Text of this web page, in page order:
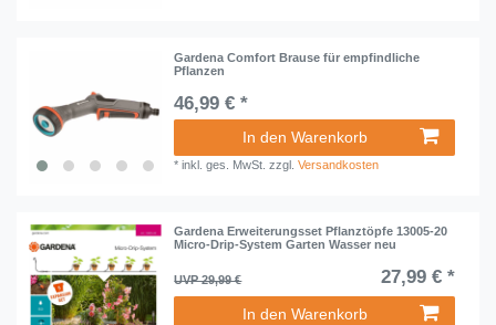
Gardena Comfort Brause für empfindliche
Pflanzen
46,99 € *
In den Warenkorb
*inkl. ges. MwSt. zzgl.Versandkosten
Gardena Erweiterungsset Pflanztöpfe 13005-20
Micro-Drip-System Garten Wasser neu
UVP 29,99 € 27,99 € *
In den Warenkorb